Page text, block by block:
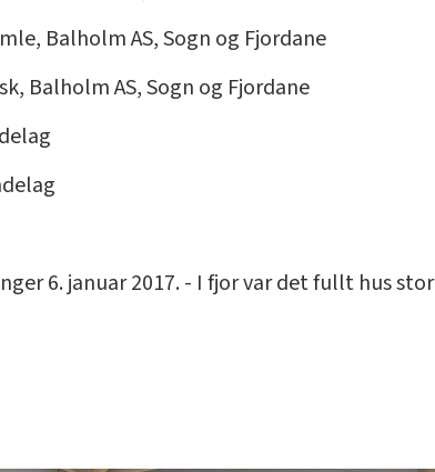
Balholm AS, Sogn og Fjordane
Balholm AS, Sogn og Fjordane
6. januar 2017. - I fjor var det fullt hus